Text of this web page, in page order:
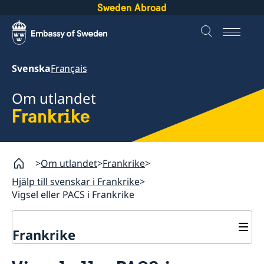
Sweden Abroad
SvenskaFrançais
Om utlandet
Frankrike
Om utlandet Frankrike
Hjälp till svenskar i Frankrike
Vigsel eller PACS i Frankrike
Frankrike